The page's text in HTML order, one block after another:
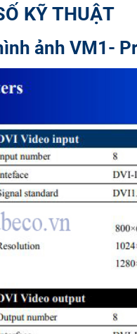
KỸ THUẬT
ảnh VM1-